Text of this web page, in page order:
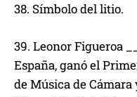
38. Símbolo del litio.
39. Leonor Figueroa
España, ganó el
de Música de